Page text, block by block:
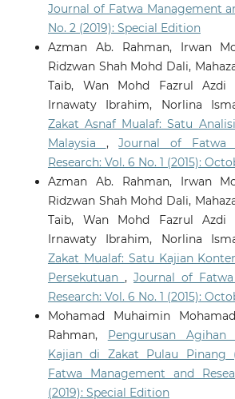
Journal of Fatwa Management
No. 2 (2019): Special Edition
Azman Ab. Rahman, Irwan
Ridzwan Shah Mohd Dali,
Taib, Wan Mohd Fazrul Azdi
Irnawaty Ibrahim, Norlina
Zakat Asnaf Mualaf: Satu
Malaysia ,Journal of Fatwa
Research: Vol. 6 No. 1 (2015):
Azman Ab. Rahman, Irwan
Ridzwan Shah Mohd Dali,
Taib, Wan Mohd Fazrul Azdi
Irnawaty Ibrahim, Norlina
Zakat Mualaf: Satu Kajian
Persekutuan , Journal of
Research: Vol. 6 No. 1 (2015):
Mohamad Muhaimin
Rahman, Pengurusan Agihan
Kajian di Zakat Pulau Pinang
Fatwa Management and
(2019): Special Edition